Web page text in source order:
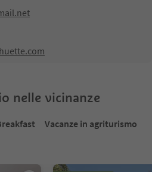
nelle vicinanze
Vacanze in agriturismo